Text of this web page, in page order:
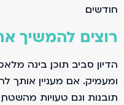
חודשים.
רוצים להמשיך
הדיון סביב תוכן, בינה
ומעמיק. אם מעניין אותך
תובנות וגם טעויות